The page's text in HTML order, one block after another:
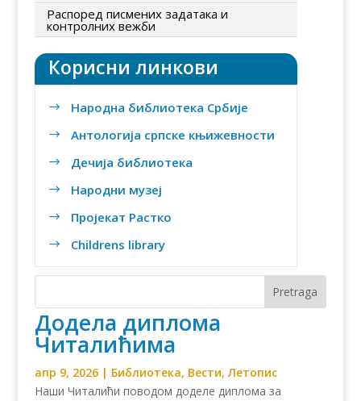
Распоред писмених задатака и
контролних вежби
Корисни линкови
$ Народна библиотека Србије
$ Антологија српске књижевности
$ Дечија библиотека
$ Народни музеј
$ Пројекат Растко
$ Childrens library
Додела диплома
Читалићима
апр 9, 2026| Библиотека, Вести,Летопис
Наши Читалићи поводом доделе диплома за